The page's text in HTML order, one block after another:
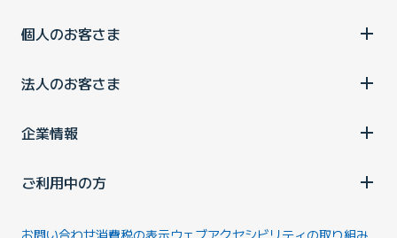
個人のお客さま
法人のお客さま
企業情報
ご利用中の方
お問い合わせ消費税の表示ウェブアクセシビリティの取り組み